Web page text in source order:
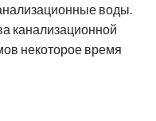
воды.
канализационной
некоторое время